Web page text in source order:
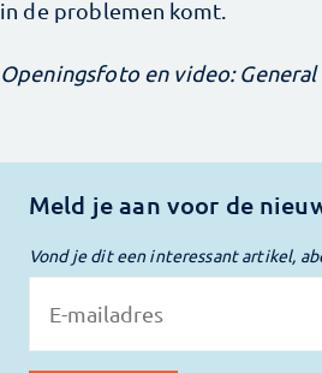
in de problemen komt.
Openingsfoto en video: General
Meld je aan voor de
Vond je dit een interessant artikel,